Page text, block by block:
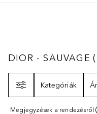
DIOR -
DIOR - SAUVAGE (
Kategóriák
Ár
Megjegyzések a rendezésről